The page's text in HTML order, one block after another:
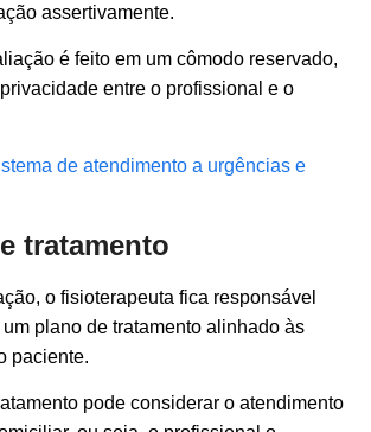
assertivamente.
é feito em um cômodo reservado,
entre o profissional e o
de atendimento a urgências e
tratamento
o fisioterapeuta fica responsável
plano de tratamento alinhado às
paciente.
pode considerar o atendimento